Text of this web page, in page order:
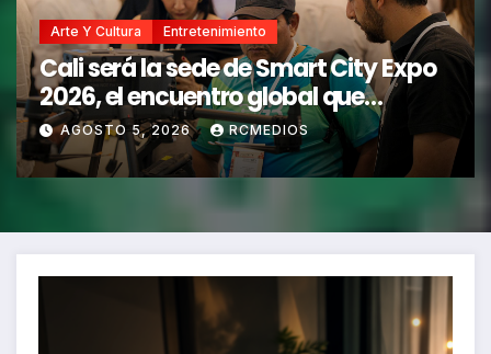
Arte Y Cultura Entretenimiento
Cali será la sede de Smart City Expo
2026, el encuentro global que
impulsa ciudades biointeligentes
AGOSTO 5, 2026 RCMEDIOS